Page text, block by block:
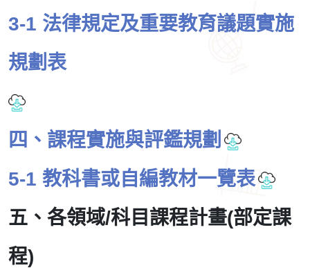
3-1 法律規定及重要教育議題實施
規劃表
四、課程實施與評鑑規劃
5-1 教科書或自編教材一覽表
五、各領域/科目課程計畫(部定課
程)